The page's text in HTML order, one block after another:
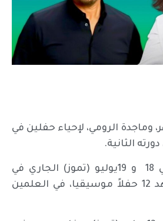
الرومي، لإحياء حفلين في
الثانية.
وسيقام الحفلان في 18 و 19يوليو (تموز) الجاري في
المهرجان الذي يشهد 12 حفلاً موسيقيا، في العلمين